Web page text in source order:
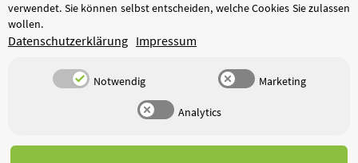
verwendet. Sie können selbst entscheiden, welche Cookies Sie zulassen
wollen.
Datenschutzerklärung Impressum
Notwendig Marketing
Analytics